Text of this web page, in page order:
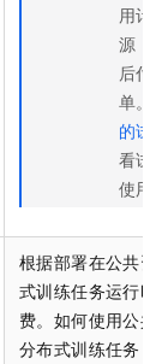
用计
源，
后付
单。
的试
看试
使用
根据部署在公共
式训练任务运行
费。如何使用公
分布式训练任务